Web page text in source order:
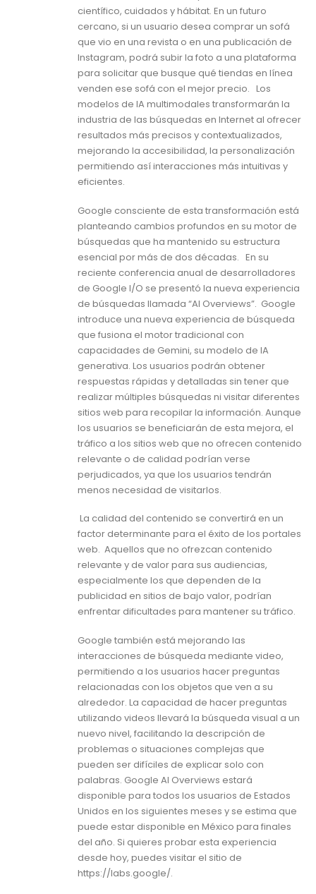
científico, cuidados y hábitat. En un futuro
cercano, si un usuario desea comprar un sofá
que vio en una revista o en una publicación de
Instagram, podrá subir la foto a una plataforma
para solicitar que busque qué tiendas en línea
venden ese sofá con el mejor precio. Los
modelos de IA multimodales transformarán la
industria de las búsquedas en Internet al ofrecer
resultados más precisos y contextualizados,
mejorando la accesibilidad, la personalización
permitiendo así interacciones más intuitivas y
eficientes.
Google consciente de esta transformación está
planteando cambios profundos en su motor de
búsquedas que ha mantenido su estructura
esencial por más de dos décadas. En su
reciente conferencia anual de desarrolladores
de Google I/O se presentó la nueva experiencia
de búsquedas llamada “AI Overviews”. Google
introduce una nueva experiencia de búsqueda
que fusiona el motor tradicional con
capacidades de Gemini, su modelo de IA
generativa. Los usuarios podrán obtener
respuestas rápidas y detalladas sin tener que
realizar múltiples búsquedas ni visitar diferentes
sitios web para recopilar la información. Aunque
los usuarios se beneficiarán de esta mejora, el
tráfico a los sitios web que no ofrecen contenido
relevante o de calidad podrían verse
perjudicados, ya que los usuarios tendrán
menos necesidad de visitarlos.
La calidad del contenido se convertirá en un
factor determinante para el éxito de los portales
web. Aquellos que no ofrezcan contenido
relevante y de valor para sus audiencias,
especialmente los que dependen de la
publicidad en sitios de bajo valor, podrían
enfrentar dificultades para mantener su tráfico.
Google también está mejorando las
interacciones de búsqueda mediante video,
permitiendo a los usuarios hacer preguntas
relacionadas con los objetos que ven a su
alrededor. La capacidad de hacer preguntas
utilizando videos llevará la búsqueda visual a un
nuevo nivel, facilitando la descripción de
problemas o situaciones complejas que
pueden ser difíciles de explicar solo con
palabras. Google AI Overviews estará
disponible para todos los usuarios de Estados
Unidos en los siguientes meses y se estima que
puede estar disponible en México para finales
del año. Si quieres probar esta experiencia
desde hoy, puedes visitar el sitio de
https://labs.google/.